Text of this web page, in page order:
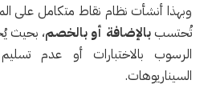
وبهذا أنشأت نظام نقاط متكامل على
تُحتسببالإضافة أو بالخصم، بحيث
الرسوب بالاختبارات أو عدم
السيناريوهات.